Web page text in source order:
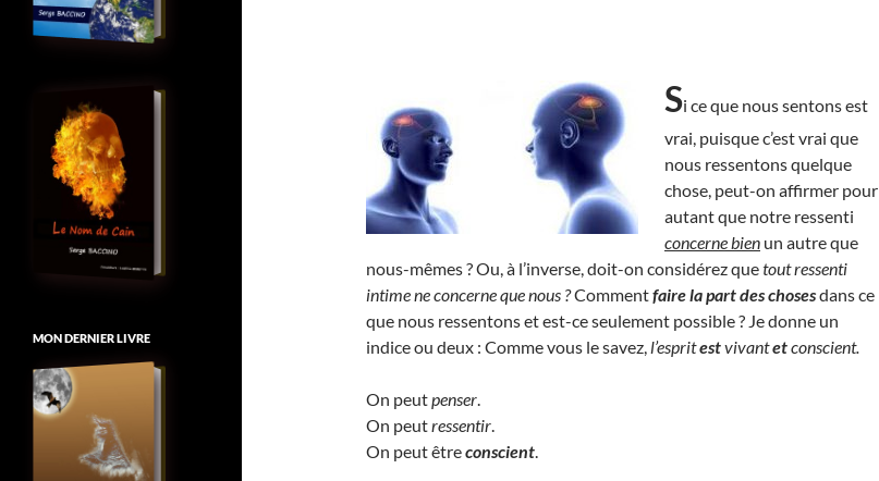
Si ce que nous sentons est
vrai, puisque c’est vrai que
nous ressentons quelque
chose, peut-on affirmer pour
autant que notre ressenti
concerne bien un autre que
nous-mêmes ? Ou, à l’inverse, doit-on considérez quetout ressenti
intime ne concerne que nous ?Commentfaire la part des chosesdans ce
que nous ressentons et est-ce seulement possible ? Je donne un
indice ou deux : Comme vous le savez, l’espritestvivantetconscient.
On peutpenser.
On peutressentir.
On peut êtreconscient.
MON DERNIER LIVRE